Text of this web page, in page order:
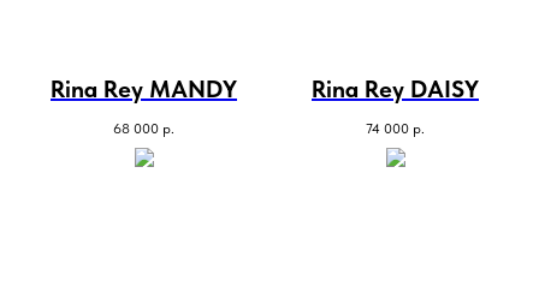
Rina Rey MANDY
68 000 р.
Rina Rey DAISY
74 000 р.